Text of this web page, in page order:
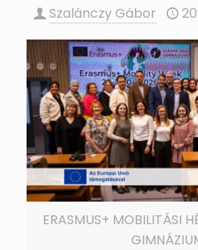
Szalánczy Gábor
ERASMUS+ MOBILITÁSI